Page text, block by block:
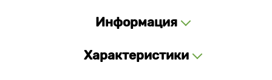
Информация
Характеристики